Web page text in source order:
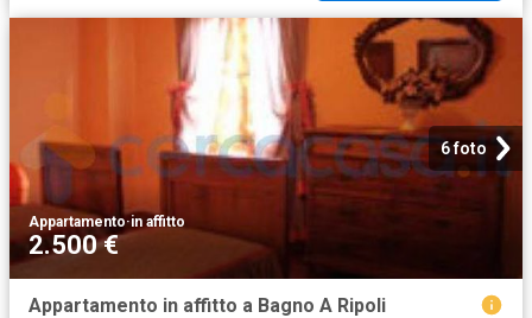
6 foto
Appartamento·in affitto
2.500 €
Appartamento in affitto a Bagno A Ripoli